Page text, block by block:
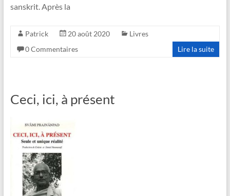
sanskrit. Après la
Patrick 20 août 2020
Livres
0 Commentaires
Lire la suite
Ceci, ici, à présent